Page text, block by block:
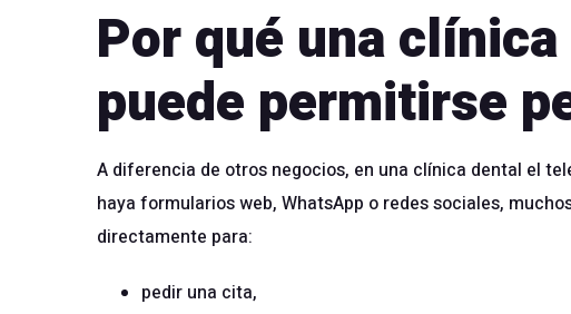
Por qué una
puede permitirse
A diferencia de otros negocios, en una clínica dental el
haya formularios web, WhatsApp o redes sociales,
directamente para:
pedir una cita,